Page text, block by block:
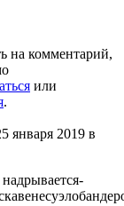
на комментарий,
или
.
января 2019 в